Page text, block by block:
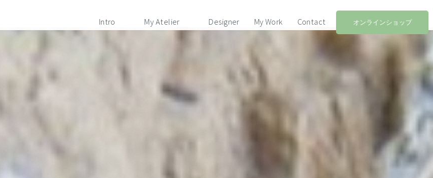
Intro My Atelier Designer My Work Contact オンラインショップ